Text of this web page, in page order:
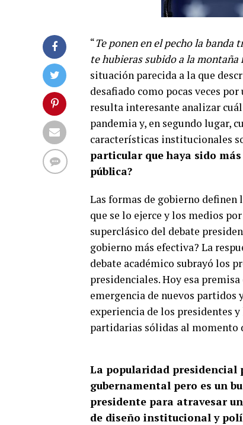
“Te ponen en el pecho la banda
te hubieras subido a la montaña
situación parecida a la que
desafiado como pocas veces
resulta interesante analizar
pandemia y, en segundo lugar,
características institucionales
particular que haya sido
pública?
Las formas de gobierno definen
que se lo ejerce y los medios
superclásico del debate
gobierno más efectiva? La
debate académico subrayó los
presidenciales. Hoy esa
emergencia de nuevos
experiencia de los presidentes
partidarias sólidas al momento
La popularidad presidencial
gubernamental pero es un
presidente para atravesar
de diseño institucional y